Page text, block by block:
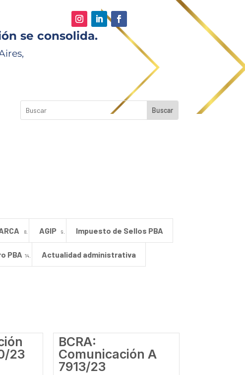
se consolida.
AGIP Impuesto de Sellos PBA
PBA Actualidad administrativa
23
BCRA:
Comunicación A
7913/23